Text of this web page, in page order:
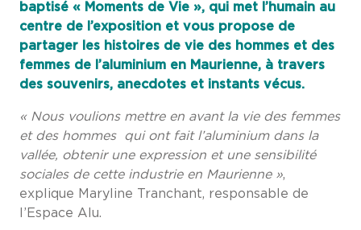
baptisé « Moments de Vie », qui met l’humain au
centre de l’exposition et vous propose de
partager les histoires de vie des hommes et des
femmes de l’aluminium en Maurienne, à travers
des souvenirs, anecdotes et instants vécus.
« Nous voulions mettre en avant la vie des femmes
et des hommes qui ont fait l’aluminium dans la
vallée, obtenir une expression et une sensibilité
sociales de cette industrie en Maurienne »,
explique Maryline Tranchant, responsable de
l’Espace Alu.